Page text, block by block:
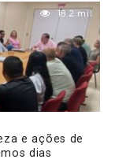
18.2 mil
e ações de
dias